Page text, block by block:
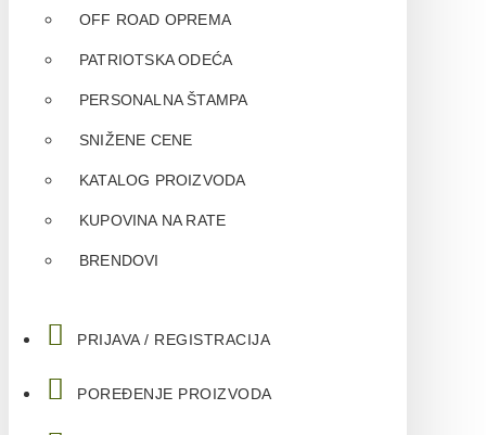
OFF ROAD OPREMA
PATRIOTSKA ODEĆA
PERSONALNA ŠTAMPA
SNIŽENE CENE
KATALOG PROIZVODA
KUPOVINA NA RATE
BRENDOVI
PRIJAVA / REGISTRACIJA
POREĐENJE PROIZVODA